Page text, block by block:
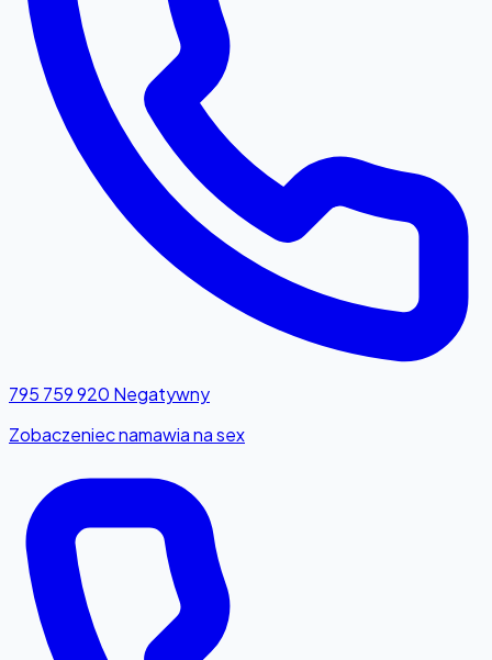
795 759 920 Negatywny
Zobaczeniec namawia na sex